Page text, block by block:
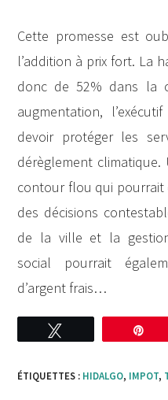
Cette promesse est
l’addition à prix fort. La
donc de 52% dans la
augmentation,
devoir protéger les
dérèglement
contour flou qui pourrait
des décisions
de la ville et la
social pourrait
d’argent frais…
ÉTIQUETTES : HIDALGO, IMPOT,